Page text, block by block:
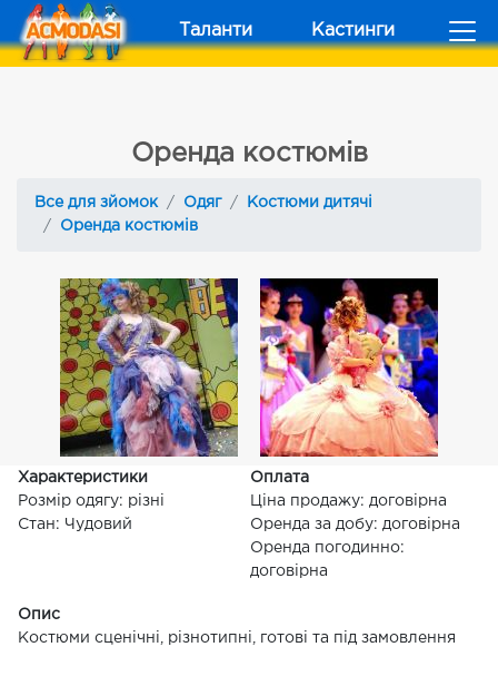
Таланти Кастинги
Оренда костюмів
Все для зйомок Одяг
Костюми дитячі
Оренда костюмів
Характеристики
Розмір одягу: різні
Стан: Чудовий
Оплата
Ціна продажу: договірна
Оренда за добу: договірна
Оренда погодинно:
договірна
Опис
Костюми сценічні, різнотипні, готові та під замовлення